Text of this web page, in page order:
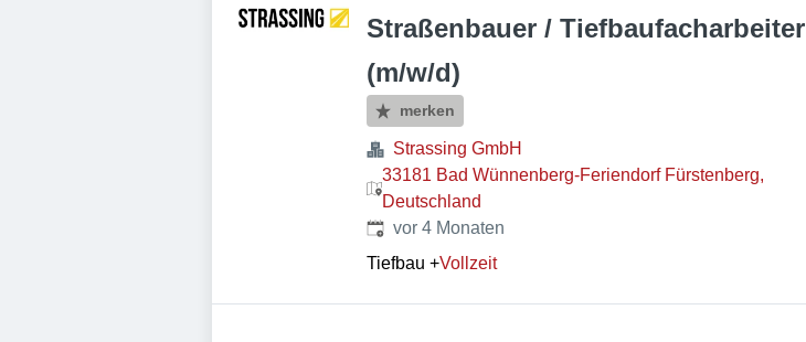
Straßenbauer / Tiefbaufacharbeiter
(m/w/d)
merken
Strassing GmbH
33181 Bad Wünnenberg-Feriendorf Fürstenberg,
Deutschland
Veröffentlicht:
vor 4 Monaten
Tiefbau +Vollzeit